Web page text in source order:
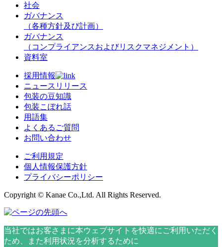
社会
ガバナンス
（各種方針及び計画）
ガバナンス
（コンプライアンスおよびリスクマネジメント）
資料室
採用情報
ニュースリリース
包装の豆知識
包装こぼれ話
用語集
よくあるご質問
お問い合わせ
ご利用規定
個人情報保護方針
プライバシーポリシー
Copyright © Kanae Co.,Ltd. All Rights Reserved.
当社ではお客さまに本ウェブサイトを快適にご利用いただく
ため、また利用状況を分析するために